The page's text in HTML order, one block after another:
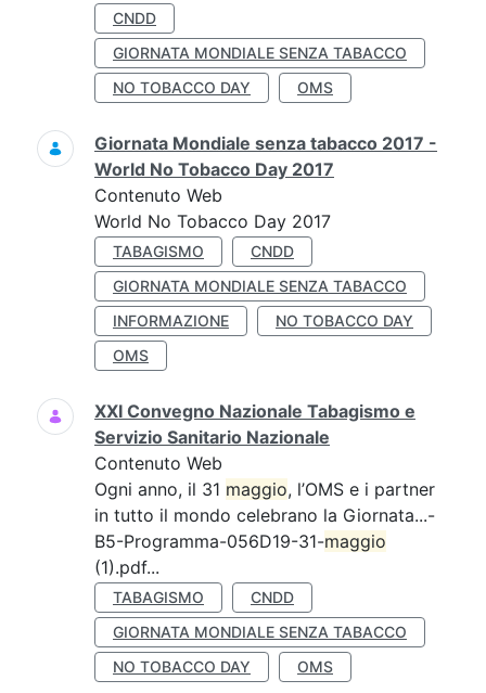
CNDD
GIORNATA MONDIALE SENZA TABACCO
NO TOBACCO DAY
OMS
Giornata Mondiale senza tabacco 2017 -
World No Tobacco Day 2017
Contenuto Web
World No Tobacco Day 2017
TABAGISMO
CNDD
GIORNATA MONDIALE SENZA TABACCO
INFORMAZIONE
NO TOBACCO DAY
OMS
XXI Convegno Nazionale Tabagismo e
Servizio Sanitario Nazionale
Contenuto Web
Ogni anno, il 31 maggio, l’OMS e i partner
in tutto il mondo celebrano la Giornata...-
B5-Programma-056D19-31-maggio
(1).pdf...
TABAGISMO
CNDD
GIORNATA MONDIALE SENZA TABACCO
NO TOBACCO DAY
OMS